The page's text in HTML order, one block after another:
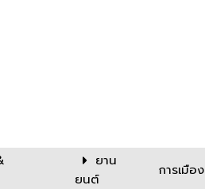
ยาน
ยนต์
การเมือง